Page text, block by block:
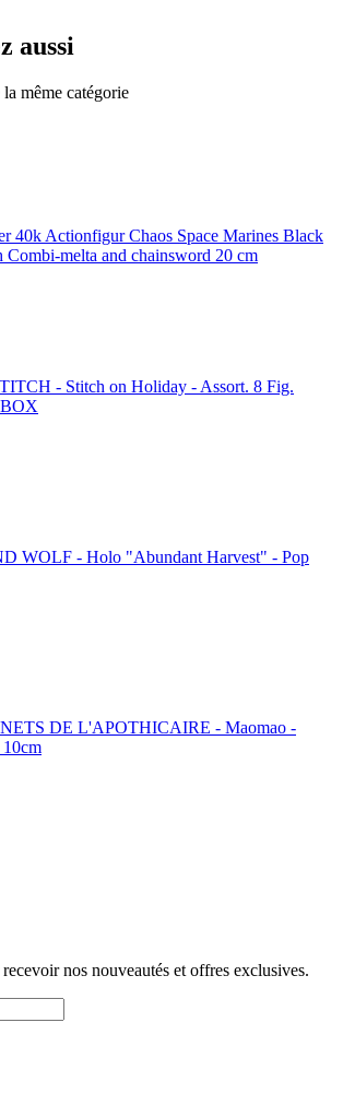
aussi
même catégorie
40k Actionfigur Chaos Space Marines Black
melta and chainsword 20 cm
- Stitch on Holiday - Assort. 8 Fig.
WOLF - Holo "Abundant Harvest" - Pop
DE L'APOTHICAIRE - Maomao -
nos nouveautés et offres exclusives.